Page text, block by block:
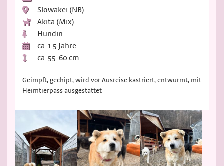
Slowakei (NB)
Akita (Mix)
Hündin
ca. 1.5 Jahre
ca. 55-60 cm
Geimpft, gechipt, wird vor Ausreise kastriert, entwurmt, mit
Heimtierpass ausgestattet